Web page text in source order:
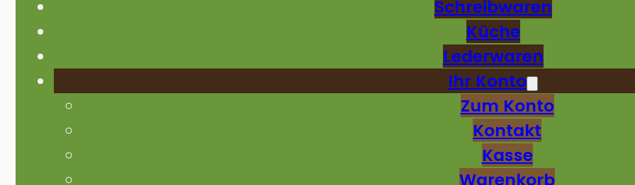
Schreibwaren
Küche
Lederwaren
Ihr Konto
Zum Konto
Kontakt
Kasse
Warenkorb